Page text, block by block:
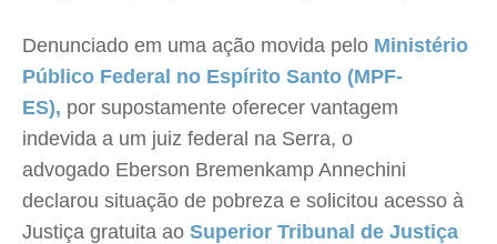
Denunciado em uma ação movida pelo Ministério
Público Federal no Espírito Santo (MPF-
ES), por supostamente oferecer vantagem
indevida a um juiz federal na Serra, o
advogado Eberson Bremenkamp Annechini
declarou situação de pobreza e solicitou acesso à
Justiça gratuita ao Superior Tribunal de Justiça